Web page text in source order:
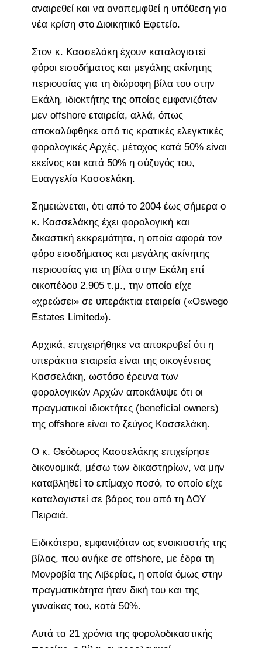
αναιρεθεί και να αναπεμφθεί η υπόθεση για
νέα κρίση στο Διοικητικό Εφετείο.
Στον κ. Κασσελάκη έχουν καταλογιστεί
φόροι εισοδήματος και μεγάλης ακίνητης
περιουσίας για τη διώροφη βίλα του στην
Εκάλη, ιδιοκτήτης της οποίας εμφανιζόταν
μεν offshore εταιρεία, αλλά, όπως
αποκαλύφθηκε από τις κρατικές ελεγκτικές
φορολογικές Αρχές, μέτοχος κατά 50% είναι
εκείνος και κατά 50% η σύζυγός του,
Ευαγγελία Κασσελάκη.
Σημειώνεται, ότι από το 2004 έως σήμερα ο
κ. Κασσελάκης έχει φορολογική και
δικαστική εκκρεμότητα, η οποία αφορά τον
φόρο εισοδήματος και μεγάλης ακίνητης
περιουσίας για τη βίλα στην Εκάλη επί
οικοπέδου 2.905 τ.μ., την οποία είχε
«χρεώσει» σε υπεράκτια εταιρεία («Oswego
Estates Limited»).
Αρχικά, επιχειρήθηκε να αποκρυβεί ότι η
υπεράκτια εταιρεία είναι της οικογένειας
Κασσελάκη, ωστόσο έρευνα των
φορολογικών Αρχών αποκάλυψε ότι οι
πραγματικοί ιδιοκτήτες (beneficial owners)
της offshore είναι το ζεύγος Κασσελάκη.
Ο κ. Θεόδωρος Κασσελάκης επιχείρησε
δικονομικά, μέσω των δικαστηρίων, να μην
καταβληθεί το επίμαχο ποσό, το οποίο είχε
καταλογιστεί σε βάρος του από τη ΔΟΥ
Πειραιά.
Ειδικότερα, εμφανιζόταν ως ενοικιαστής της
βίλας, που ανήκε σε offshore, με έδρα τη
Μονροβία της Λιβερίας, η οποία όμως στην
πραγματικότητα ήταν δική του και της
γυναίκας του, κατά 50%.
Αυτά τα 21 χρόνια της φορολοδικαστικής